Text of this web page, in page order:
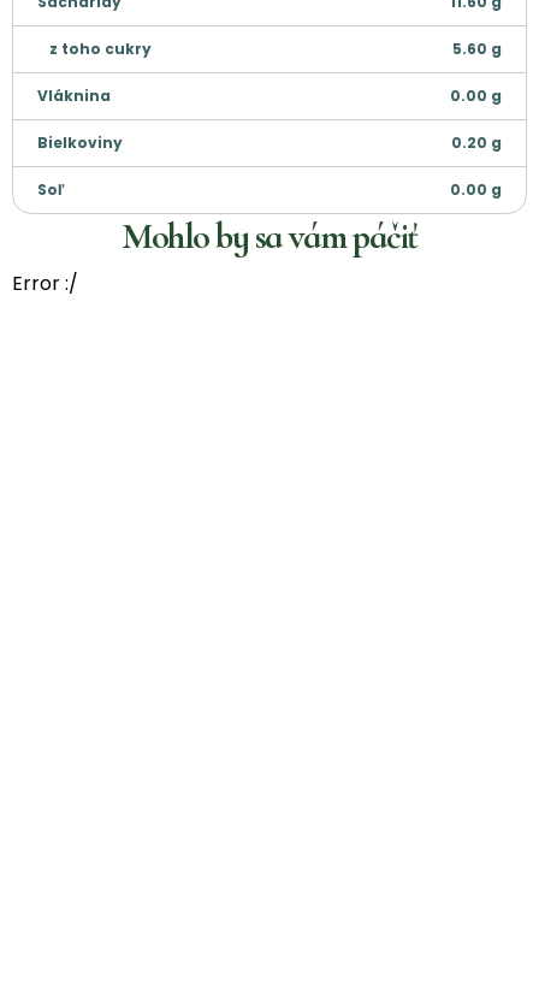
z toho cukry 5.60 g
Vláknina 0.00 g
Bielkoviny 0.20 g
Soľ 0.00 g
Mohlo by sa vám páčiť
Error :/